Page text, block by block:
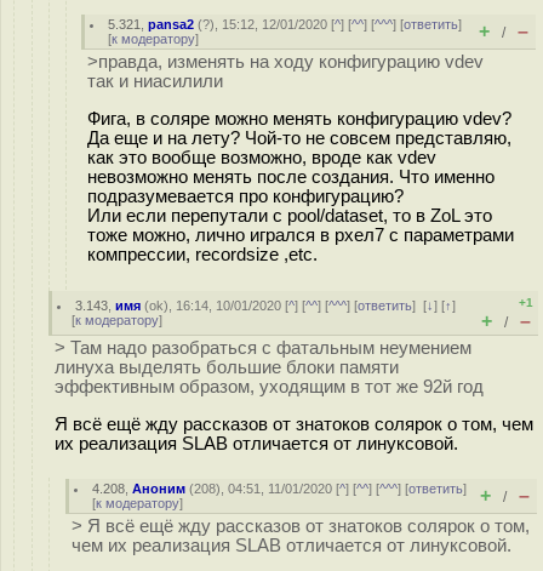
5.321 ,pansa2 (?), 15:12, 12/01/2020 [^] [^^] [^^^] [ответить]
[к модератору] + / –
>правда, изменять на ходу конфигурацию vdev
так и ниасилили
Фига, в соляре можно менять конфигурацию vdev?
Да еще и на лету? Чой-то не совсем представляю,
как это вообще возможно, вроде как vdev
невозможно менять после создания. Что именно
подразумевается про конфигурацию?
Или если перепутали с pool/dataset, то в ZoL это
тоже можно, лично игрался в рхел7 с параметрами
компрессии, recordsize ,etc.
3.143 ,имя (ok), 16:14, 10/01/2020 [^] [^^] [^^^] [ответить][↓] [↑]
[к модератору]
+1
+ / –
> Там надо разобраться с фатальным неумением
линуха выделять большие блоки памяти
эффективным образом, уходящим в тот же 92й год
Я всё ещё жду рассказов от знатоков солярок о том, чем
их реализация SLAB отличается от линуксовой.
4.208 ,Аноним (208), 04:51, 11/01/2020 [^] [^^] [^^^] [ответить]
[к модератору] + / –
> Я всё ещё жду рассказов от знатоков солярок о том,
чем их реализация SLAB отличается от линуксовой.